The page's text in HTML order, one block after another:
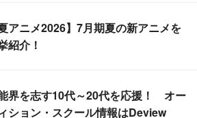
夏アニメ2026】7月期夏の新アニメを
紹介！
界を志す10代～20代を応援！ オー
ション・スクール情報はDeview